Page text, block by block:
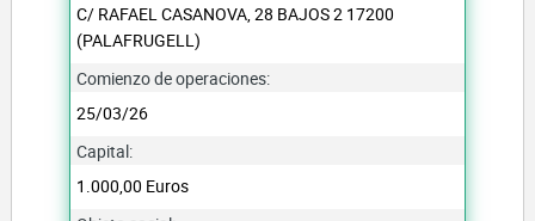
C/ RAFAEL CASANOVA, 28 BAJOS 2 17200
(PALAFRUGELL)
Comienzo de operaciones:
25/03/26
Capital:
1.000,00 Euros